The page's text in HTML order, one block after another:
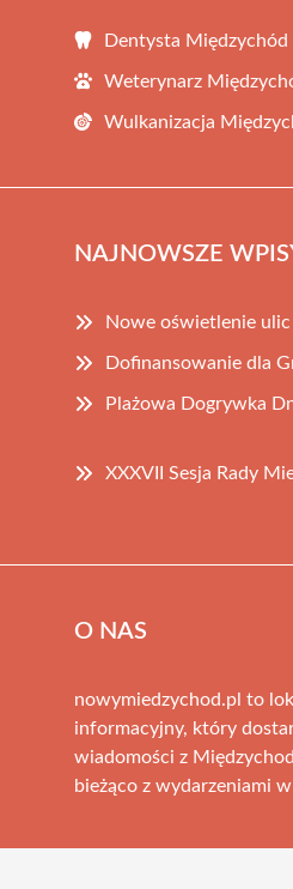
Dentysta Międzychód
Weterynarz
Wulkanizacja
NAJNOWSZE
Nowe oświetlenie
Dofinansowanie dla
Plażowa Dogrywka
XXXVII Sesja Rady
O NAS
nowymiedzychod.pl to
informacyjny, który
wiadomości z
bieżąco z wydarzeniami